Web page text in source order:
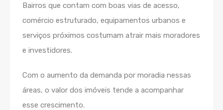
Bairros que contam com boas vias de acesso,
comércio estruturado, equipamentos urbanos e
serviços próximos costumam atrair mais moradores
e investidores.
Com o aumento da demanda por moradia nessas
áreas, o valor dos imóveis tende a acompanhar
esse crescimento.